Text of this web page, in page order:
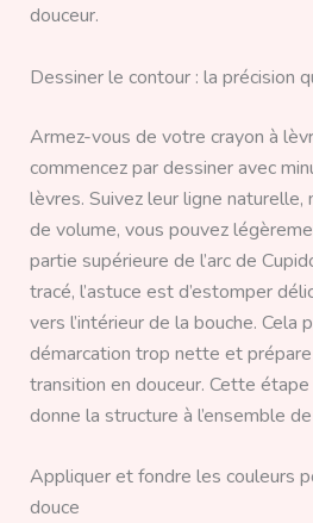
douceur.
Dessiner le contour : la précision
Armez-vous de votre crayon à
commencez par dessiner avec
lèvres. Suivez leur ligne naturelle,
de volume, vous pouvez
partie supérieure de l’arc de
tracé, l’astuce est d’estomper
vers l’intérieur de la bouche. Cela
démarcation trop nette et
transition en douceur. Cette
donne la structure à l’ensemble
Appliquer et fondre les couleurs
douce